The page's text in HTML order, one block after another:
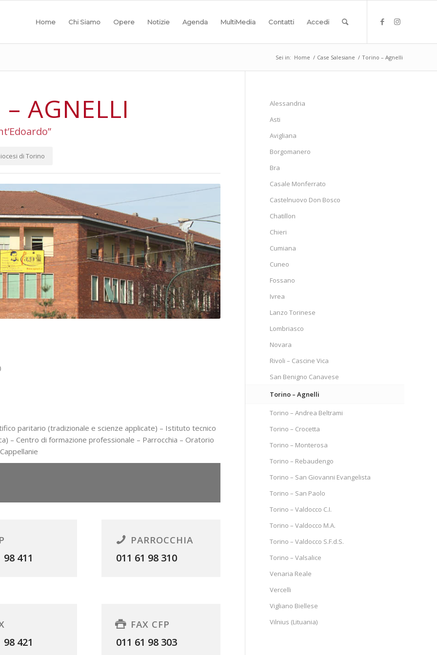
Home Chi Siamo Opere Notizie Agenda MultiMedia Contatti Accedi
Sei in: Home / Case Salesiane / Torino – Agnelli
AGNELLI
di Torino
paritario (tradizionale e scienze applicate) – Istituto tecnico
– Centro di formazione professionale – Parrocchia – Oratorio
98 411
PARROCCHIA
011 61 98 310
98 421
FAX CFP
011 61 98 303
Alessandria
Asti
Avigliana
Borgomanero
Bra
Casale Monferrato
Castelnuovo Don Bosco
Chatillon
Chieri
Cumiana
Cuneo
Fossano
Ivrea
Lanzo Torinese
Lombriasco
Novara
Rivoli – Cascine Vica
San Benigno Canavese
Torino – Agnelli
Torino – Andrea Beltrami
Torino – Crocetta
Torino – Monterosa
Torino – Rebaudengo
Torino – San Giovanni Evangelista
Torino – San Paolo
Torino – Valdocco C.I.
Torino – Valdocco M.A.
Torino – Valdocco S.F.d.S.
Torino – Valsalice
Venaria Reale
Vercelli
Vigliano Biellese
Vilnius (Lituania)